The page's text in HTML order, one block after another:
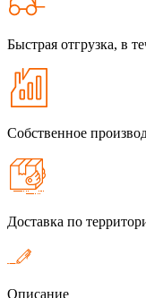
Быстрая отгрузка, в
Собственное
Доставка по
Описание